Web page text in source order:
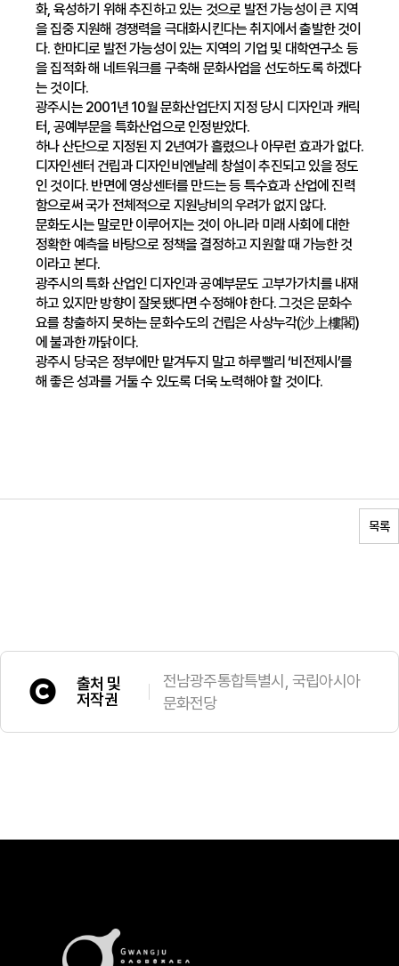
화, 육성하기 위해 추진하고 있는 것으로 발전 가능성이 큰 지역
을 집중 지원해 경쟁력을 극대화시킨다는 취지에서 출발한 것이
다. 한마디로 발전 가능성이 있는 지역의 기업 및 대학연구소 등
을 집적화 해 네트워크를 구축해 문화사업을 선도하도록 하겠다
는 것이다.
광주시는 2001년 10월 문화산업단지 지정 당시 디자인과 캐릭
터, 공예부문을 특화산업으로 인정받았다.
하나 산단으로 지정된 지 2년여가 흘렸으나 아무런 효과가 없다.
디자인센터 건립과 디자인비엔날레 창설이 추진되고 있을 정도
인 것이다. 반면에 영상센터를 만드는 등 특수효과 산업에 진력
함으로써 국가 전체적으로 지원낭비의 우려가 없지 않다.
문화도시는 말로만 이루어지는 것이 아니라 미래 사회에 대한
정확한 예측을 바탕으로 정책을 결정하고 지원할 때 가능한 것
이라고 본다.
광주시의 특화 산업인 디자인과 공예부문도 고부가가치를 내재
하고 있지만 방향이 잘못됐다면 수정해야 한다. 그것은 문화수
요를 창출하지 못하는 문화수도의 건립은 사상누각(沙上樓閣)
에 불과한 까닭이다.
광주시 당국은 정부에만 맡겨두지 말고 하루빨리 ‘비전제시’를
해 좋은 성과를 거둘 수 있도록 더욱 노력해야 할 것이다.
목록
출처 및
저작권
전남광주통합특별시, 국립아시아
문화전당